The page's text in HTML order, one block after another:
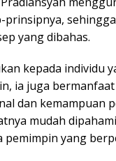
yang dibahas.
kepada individu
ia juga
dan kemampuan
mudah
yang